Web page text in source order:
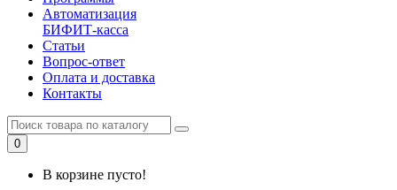
Автоматизация
БИФИТ-касса
Статьи
Вопрос-ответ
Оплата и доставка
Контакты
0
В корзине пусто!